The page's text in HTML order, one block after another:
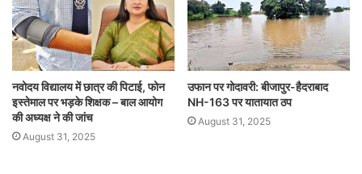
नवोदय विद्यालय में छात्र की पिटाई, फोन
इस्तेमाल पर भड़के शिक्षक – बाल आयोग
की अध्यक्ष ने की जांच
August 31, 2025
उफान पर गोदावरी: बीजापुर-हैदराबाद
NH-163 पर यातायात ठप
August 31, 2025